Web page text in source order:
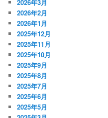
2026年3月
2026年2月
2026年1月
2025年12月
2025年11月
2025年10月
2025年9月
2025年8月
2025年7月
2025年6月
2025年5月